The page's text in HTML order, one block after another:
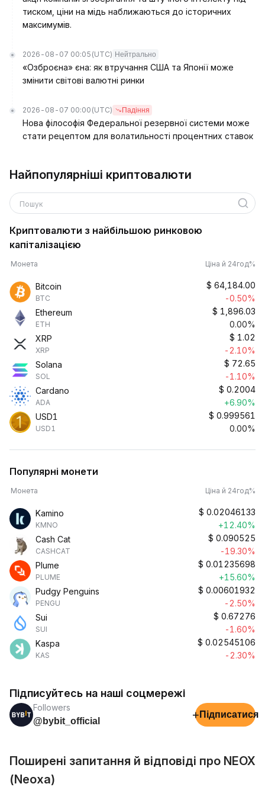
тиском, ціни на мідь наближаються до історичних
максимумів.
2026-08-07 00:05 (UTC) Нейтрально
«Озброєна» єна: як втручання США та Японії може
змінити світові валютні ринки
2026-08-07 00:00 (UTC) Падіння
Нова філософія Федеральної резервної системи може
стати рецептом для волатильності процентних ставок
Найпопулярніші криптовалюти
Пошук
Криптовалюти з найбільшою ринковою
капіталізацією
Монета Ціна й 24год%
Bitcoin
BTC
$ 64,184.00
-0.50%
Ethereum
ETH
$ 1,896.03
0.00%
XRP
XRP
$ 1.02
-2.10%
Solana
SOL
$ 72.65
-1.10%
Cardano
ADA
$ 0.2004
+6.90%
USD1
USD1
$ 0.999561
0.00%
Популярні монети
Монета Ціна й 24год%
Kamino
KMNO
$ 0.02046133
+12.40%
Cash Cat
CASHCAT
$ 0.090525
-19.30%
Plume
PLUME
$ 0.01235698
+15.60%
Pudgy Penguins
PENGU
$ 0.00601932
-2.50%
Sui
SUI
$ 0.67276
-1.60%
Kaspa
KAS
$ 0.02545106
-2.30%
Підписуйтесь на наші соцмережі
Followers
@bybit_official
+ Підписатися
Поширені запитання й відповіді про NEOX
(Neoxa)